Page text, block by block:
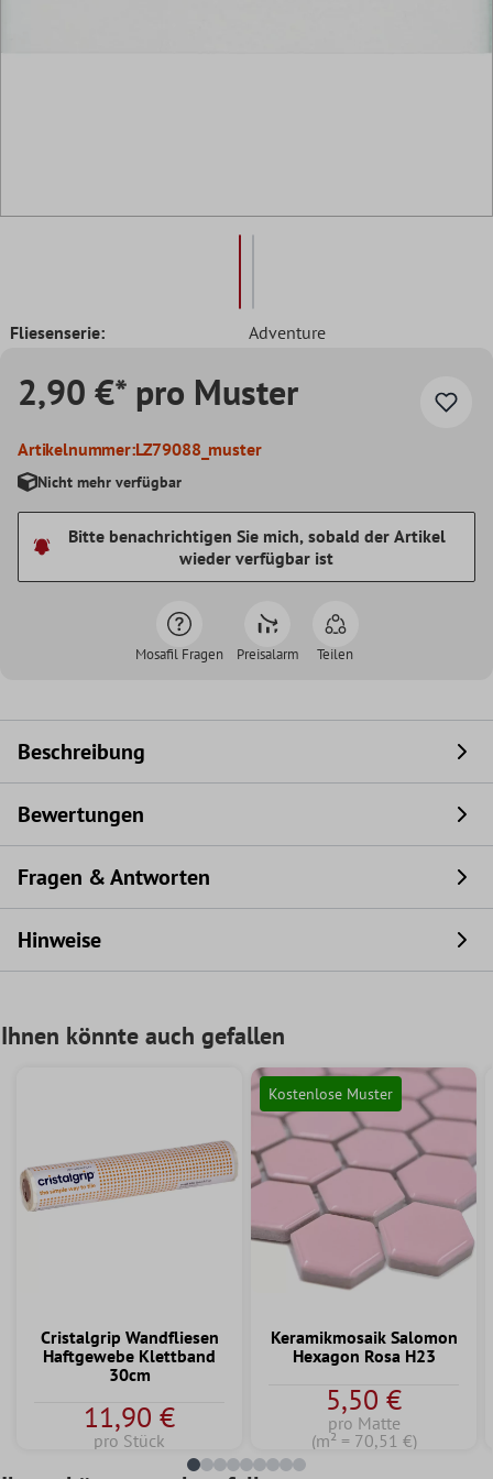
Fliesenserie: Adventure
2,90 €* pro Muster
Artikelnummer:LZ79088_muster
Nicht mehr verfügbar
Bitte benachrichtigen Sie mich, sobald der Artikel
wieder verfügbar ist
Mosafil Fragen Preisalarm Teilen
Beschreibung
Bewertungen
Fragen & Antworten
Hinweise
Ihnen könnte auch gefallen
Cristalgrip Wandfliesen
Haftgewebe Klettband
30cm
11,90 €
pro Stück
Kostenlose Muster
Keramikmosaik Salomon
Hexagon Rosa H23
5,50 €
pro Matte
(m² = 70,51 €)